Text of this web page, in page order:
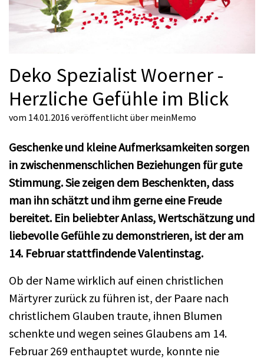
Deko Spezialist Woerner -
Herzliche Gefühle im Blick
vom 14.01.2016 veröffentlicht über meinMemo
Geschenke und kleine Aufmerksamkeiten sorgen
in zwischenmenschlichen Beziehungen für gute
Stimmung. Sie zeigen dem Beschenkten, dass
man ihn schätzt und ihm gerne eine Freude
bereitet. Ein beliebter Anlass, Wertschätzung und
liebevolle Gefühle zu demonstrieren, ist der am
14. Februar stattfindende Valentinstag.
Ob der Name wirklich auf einen christlichen
Märtyrer zurück zu führen ist, der Paare nach
christlichem Glauben traute, ihnen Blumen
schenkte und wegen seines Glaubens am 14.
Februar 269 enthauptet wurde, konnte nie